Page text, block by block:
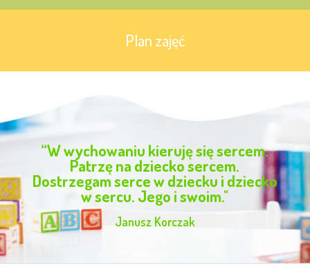
Plan zajęć
“W wychowaniu kieruję się sercem.
Patrzę na dziecko sercem.
Dostrzegam serce w dziecku i dziecko
w sercu. Jego i swoim."
Janusz Korczak